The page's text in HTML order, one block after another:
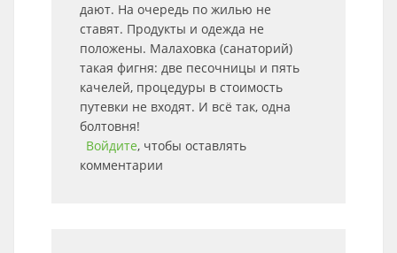
дают. На очередь по жилью не
ставят. Продукты и одежда не
положены. Малаховка (санаторий)
такая фигня: две песочницы и пять
качелей, процедуры в стоимость
путевки не входят. И всё так, одна
болтовня!
Войдите, чтобы оставлять
комментарии